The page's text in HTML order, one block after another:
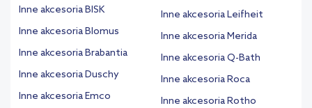
Inne akcesoria BISK
Inne akcesoria Blomus
Inne akcesoria Brabantia
Inne akcesoria Duschy
Inne akcesoria Emco
Inne akcesoria Leifheit
Inne akcesoria Merida
Inne akcesoria Q-Bath
Inne akcesoria Roca
Inne akcesoria Rotho